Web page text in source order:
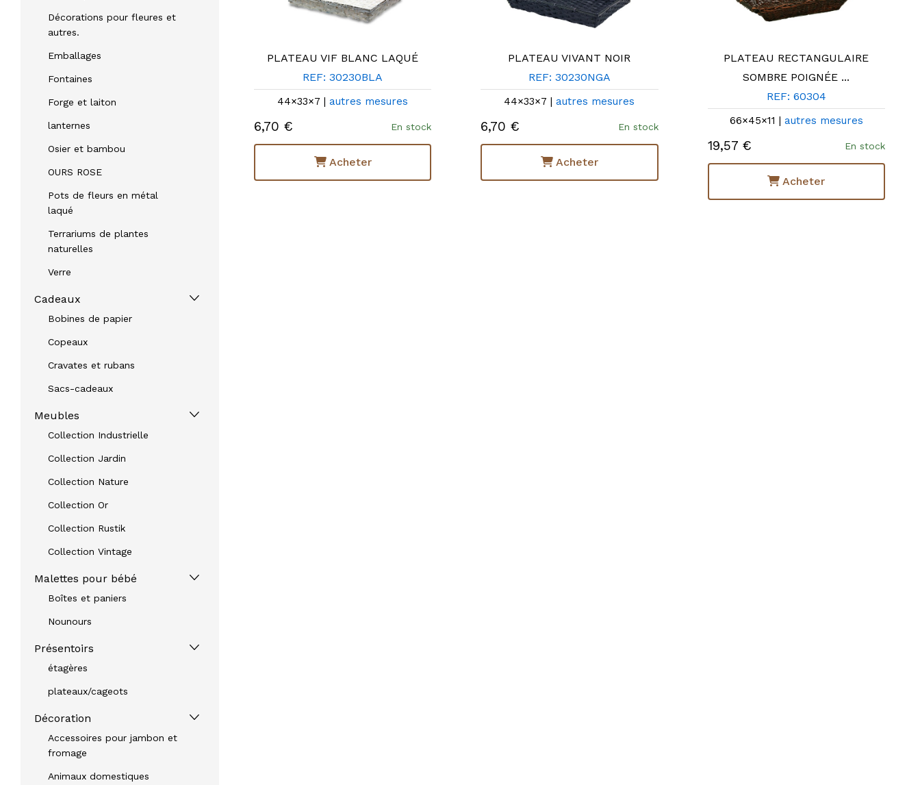
Décorations pour fleures et
autres.
Emballages
Fontaines
Forge et laiton
lanternes
Osier et bambou
OURS ROSE
Pots de fleurs en métal
laqué
Terrariums de plantes
naturelles
Verre
Cadeaux
Bobines de papier
Copeaux
Cravates et rubans
Sacs-cadeaux
Meubles
Collection Industrielle
Collection Jardin
Collection Nature
Collection Or
Collection Rustik
Collection Vintage
Malettes pour bébé
Boîtes et paniers
Nounours
Présentoirs
étagères
plateaux/cageots
Décoration
Accessoires pour jambon et
fromage
Animaux domestiques
PLATEAU ANNEAU NOIR
REF: 30029N
47×33×13 |autres mesures
10,07 €
PLATEAU VIF BLANC LAQUÉ
REF: 30230BLA
44×33×7 |autres mesures
6,70 € En stock
Acheter
PLATEAU VIVANT NOIR
REF: 30230NGA
44×33×7 |autres mesures
6,70 € En stock
Acheter
PLATEAU RECTANGULAIRE
SOMBRE POIGNÉE ...
REF: 60304
66×45×11 | autres mesures
19,57 € En stock
Acheter